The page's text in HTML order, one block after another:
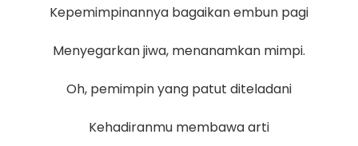
Kepemimpinannya bagaikan embun pagi
Menyegarkan jiwa, menanamkan mimpi.
Oh, pemimpin yang patut diteladani
Kehadiranmu membawa arti